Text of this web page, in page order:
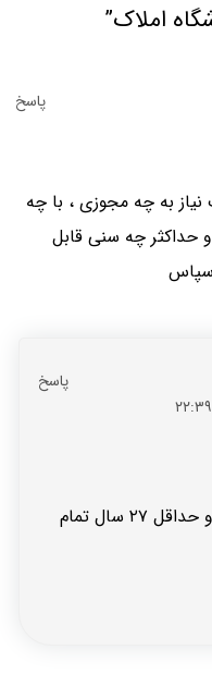
نياز به چه مجوزى ، با چه
حداكثر چه سنى قابل
سپاس
به حداقل مدرک لیسانس و حداقل ۲۷ سال تمام